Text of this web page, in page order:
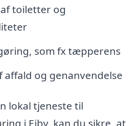
toiletter og
som fx tæpperens
affald og genanvendelse
lokal tjeneste til